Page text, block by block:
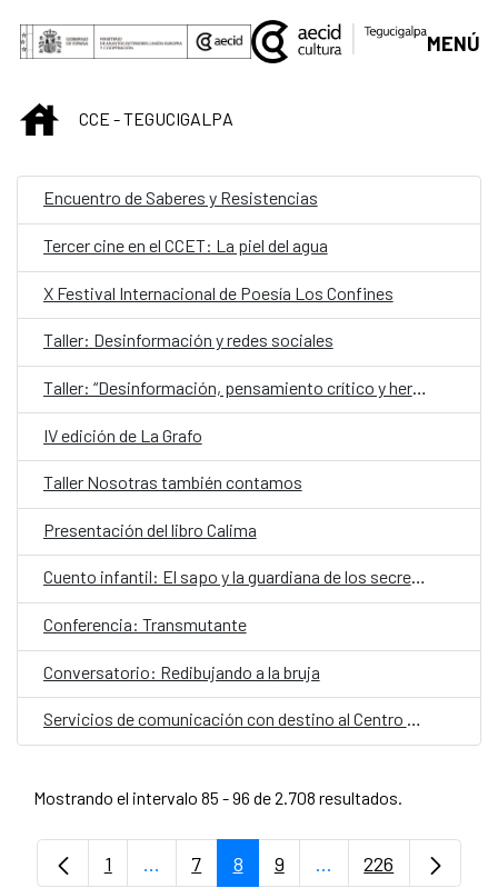
Saltar al contenido principal
MENÚ
INICIOCCE - TEGUCIGALPA
Encuentro de Saberes y Resistencias
Tercer cine en el CCET: La piel del agua
X Festival Internacional de Poesía Los Confines
Taller: Desinformación y redes sociales
Taller: “Desinformación, pensamiento crítico y herramientas de verificación”
IV edición de La Grafo
Taller Nosotras también contamos
Presentación del libro Calima
Cuento infantil: El sapo y la guardiana de los secretos
Conferencia: Transmutante
Conversatorio: Redibujando a la bruja
Servicios de comunicación con destino al Centro Cultural de España en Honduras
Mostrando el intervalo 85 - 96 de 2.708 resultados.
Página
1 ...Páginas intermedias Use TAB para
Página
7 Página
8 Página
9 ...PáginasPágina
226